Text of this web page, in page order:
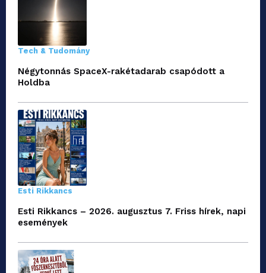
Tech & Tudomány
Négytonnás SpaceX-rakétadarab csapódott a
Holdba
Esti Rikkancs
Esti Rikkancs – 2026. augusztus 7. Friss hírek, napi
események